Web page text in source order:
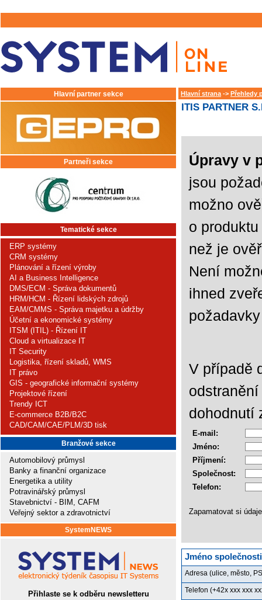
Hlavní partner sekce
Partneři sekce
Tematické sekce
ERP systémy
CRM systémy
Plánování a řízení výroby
AI a Business Intelligence
DMS/ECM - Správa dokumentů
HRM/HCM - Řízení lidských zdrojů
EAM/CMMS - Správa majetku a údržby
Účetní a ekonomické systémy
ITSM (ITIL) - Řízení IT
Cloud a virtualizace IT
IT Security
Logistika, řízení skladů, WMS
IT právo
GIS - geografické informační systémy
Projektové řízení
Trendy ICT
E-commerce B2B/B2C
CAD/CAM/CAE/PLM/3D tisk
Branžové sekce
Automobilový průmysl
Banky a finanční organizace
Energetika a utility
Potravinářský průmysl
Stavebnictví - BIM, CAFM
Veřejný sektor a zdravotnictví
SystemNEWS
Přihlaste se k odběru newsletteru
Hlavní strana -> Přehledy
ITIS PARTNER
Úpravy v
jsou
možno
o
než je
Není
ihned
V případě
dohodnutí
E-mail:
Jméno:
Příjmení:
Společnost:
Telefon:
Zapamatovat si
Jméno společnosti
Adresa (ulice, město,
Telefon (+42x xxx xxx